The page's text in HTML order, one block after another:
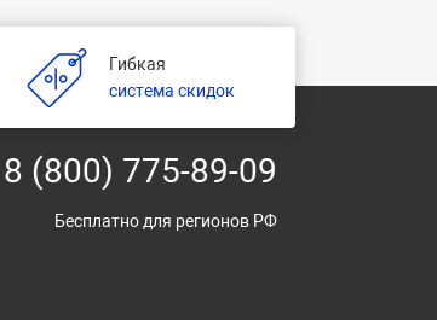
Гибкая
система скидок
8 (800) 775-89-09
Бесплатно для регионов РФ